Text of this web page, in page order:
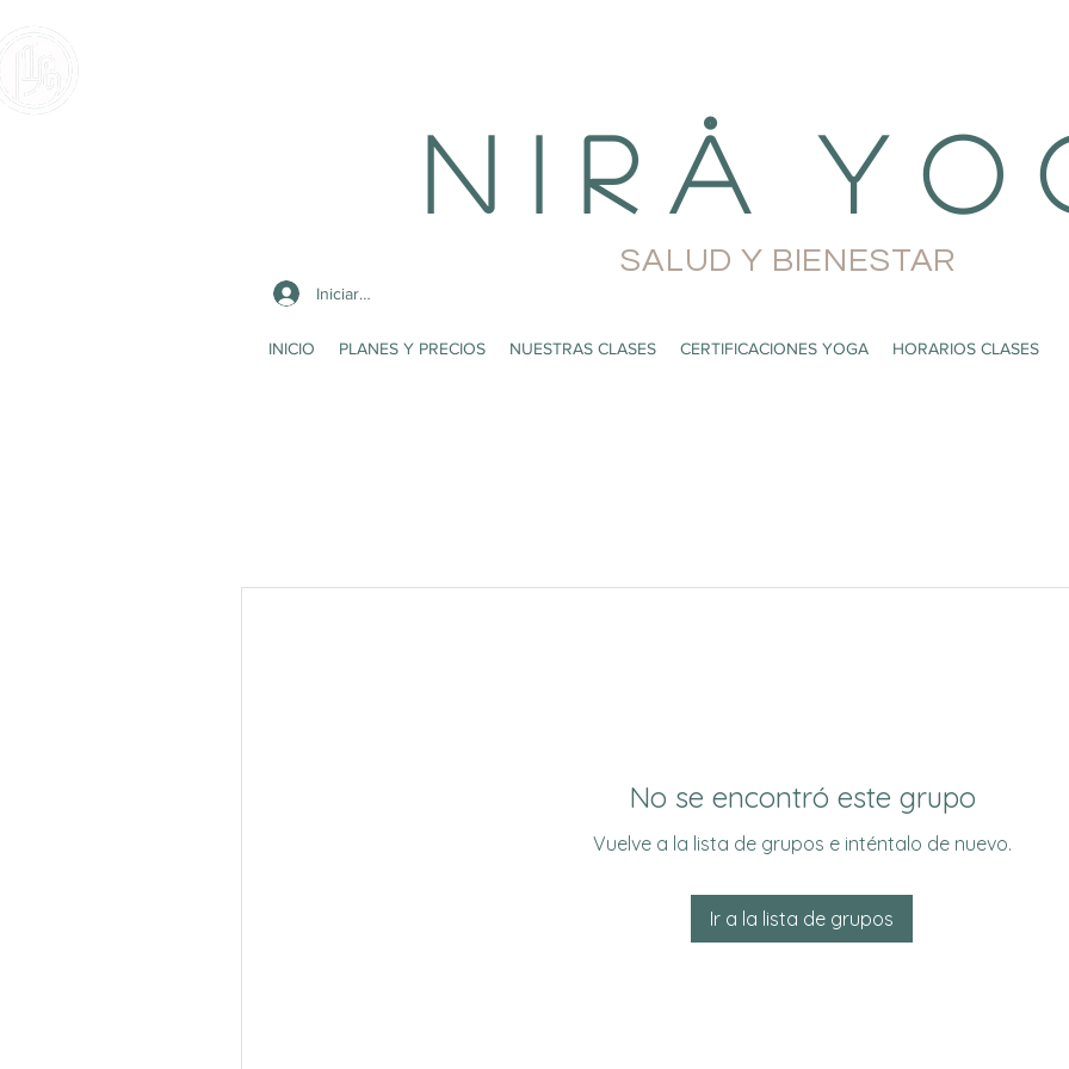
N i r å Y o
Iniciar sesión
INICIO PLANES Y PRECIOS NUESTRAS CLASES CERTIFICACIONES YOGA HORARIOS CLASES
SALUD Y BIENESTAR
No se encontró este grupo
Vuelve a la lista de grupos e inténtalo de nuevo.
Ir a la lista de grupos